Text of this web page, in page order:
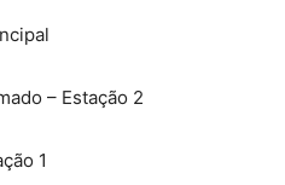
– Estação 2
1